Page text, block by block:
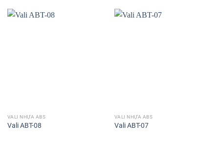
VALI NHỰA ABS
Vali ABT-08
VALI NHỰA ABS
Vali ABT-07